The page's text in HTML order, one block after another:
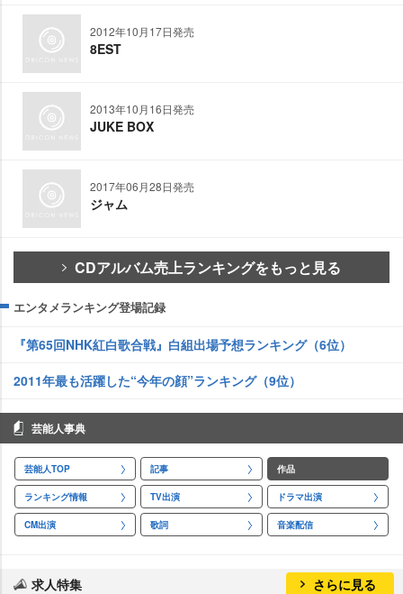
2012年10月17日発売
8EST
2013年10月16日発売
JUKE BOX
2017年06月28日発売
ジャム
CDアルバム売上ランキングをもっと見る
エンタメランキング登場記録
『第65回NHK紅白歌合戦』白組出場予想ランキング（6位）
2011年最も活躍した“今年の顔”ランキング（9位）
芸能人事典
芸能人TOP 記事 作品
ランキング情報 TV出演 ドラマ出演
CM出演 歌詞 音楽配信
求人特集 さらに見る